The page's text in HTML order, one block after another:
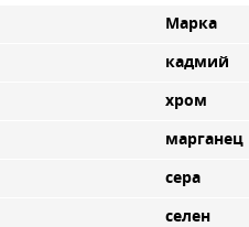
Марка
кадмий
хром
марганец
сера
селен